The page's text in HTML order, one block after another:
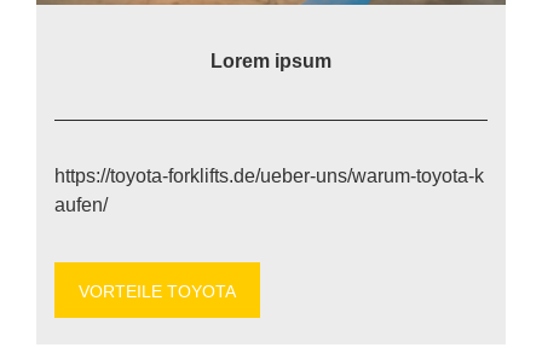
Lo­rem ip­sum
https://​to​yo​ta​-for​k​lifts​.de/​u​e​b​e​r​-​u​n​s​/​w​a​r​u​m​-​t​o​y​o​t​a​-​k​
a​u​f​en/
VOR­TEI­LE TO­YO­TA